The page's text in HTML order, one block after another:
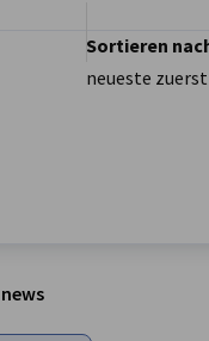
Sortieren
neueste zuerst